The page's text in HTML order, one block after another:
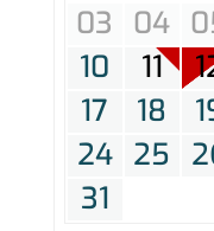
03
04
10
11
17
18
24 25
31